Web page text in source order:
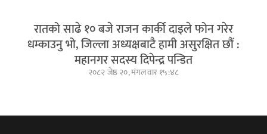
रातको साढे १० बजे राजन कार्की दाइले फोन गरेर
धम्काउनु भो, जिल्ला अध्यक्षबाटै हामी असुरक्षित छौं :
महानगर सदस्य दिपेन्द्र पन्डित
२०८२ जेष्ठ २०, मंगलवार १५:४८